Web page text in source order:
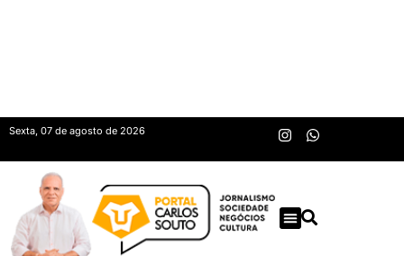
Sexta, 07 de agosto de 2026